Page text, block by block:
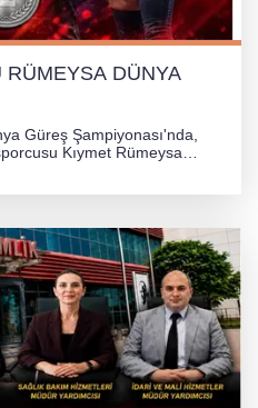
RÜMEYSA DÜNYA
Güreş Şampiyonası'nda,
Kıymet Rümeysa